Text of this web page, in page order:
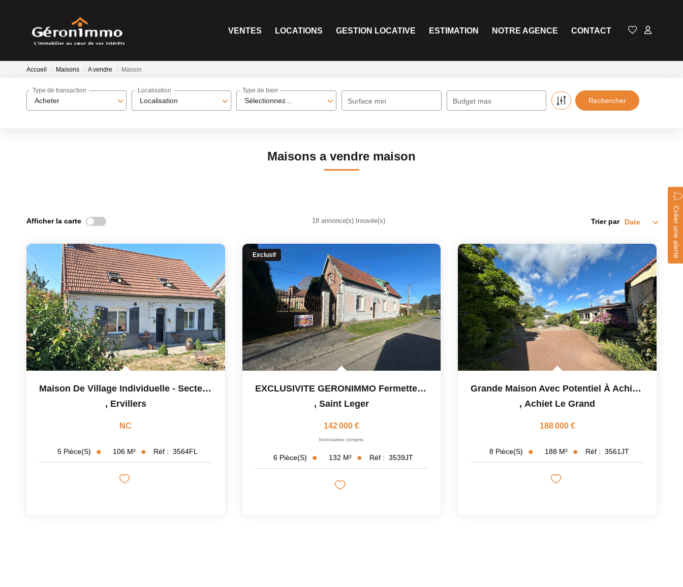
VENTES LOCATIONS GESTION LOCATIVE ESTIMATION NOTRE AGENCE CONTACT
Accueil Maisons A vendre Maison
Acheter
Type de transaction
Localisation
Localisation
Sélectionnez...
Type de bien
Surface min Budget max
Maisons a vendre maison
Créer une alerte
Afficher la carte 18 annonce(s) trouvée(s) Trier par
Maison De Village Individuelle - Secteur Ervillers
, Ervillers
NC
5 Pièce(s) 106 M² Réf : 3564FL
Exclusif
EXCLUSIVITE GERONIMMO Fermette À Saint Léger Fort Potentiel
, Saint Leger
142 000 €
honoraires compris
6 Pièce(s) 132 M² Réf : 3539JT
Grande Maison Avec Potentiel À Achiet Le Grand
, Achiet Le Grand
188 000 €
8 Pièce(s) 188 M² Réf : 3561JT